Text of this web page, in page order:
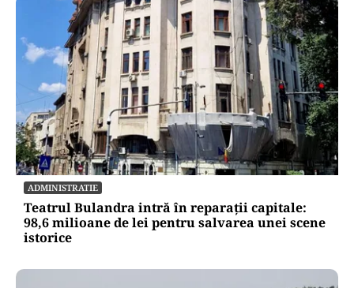
ADMINISTRATIE
Teatrul Bulandra intră în reparații capitale:
98,6 milioane de lei pentru salvarea unei scene
istorice